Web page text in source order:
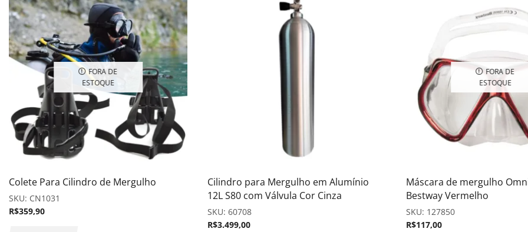
FORA DE
ESTOQUE
Colete Para Cilindro de Mergulho
SKU: CN1031
R$359,90
Cilindro para Mergulho em Alumínio
12L S80 com Válvula Cor Cinza
SKU: 60708
R$3.499,00
FORA DE
ESTOQUE
Máscara de mergulho
Bestway Vermelho
SKU: 127850
R$117,00